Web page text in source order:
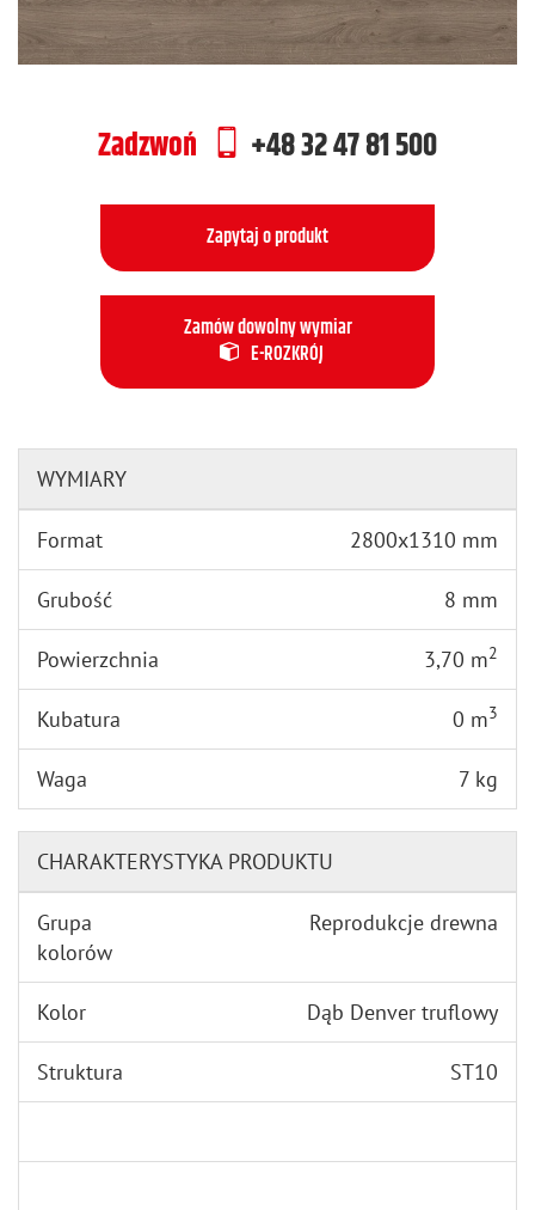
Zadzwoń +48 32 47 81 500
Zapytaj o produkt
Zamów dowolny wymiar
E-ROZKRÓJ
WYMIARY
Format 2800x1310 mm
Grubość 8 mm
Powierzchnia 3,70 m2
Kubatura 0 m3
Waga 7 kg
CHARAKTERYSTYKA PRODUKTU
Grupa
kolorów
Reprodukcje drewna
Kolor Dąb Denver truflowy
Struktura ST10